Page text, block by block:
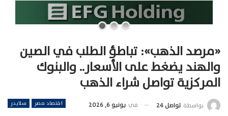
«مرصد الذهب»: تباطؤ الطلب في الصين
والهند يضغط على الأسعار.. والبنوك
المركزية تواصل شراء الذهب
اقتصاد مصر سلايدر بواسطة تواصل 24 في يونيو 6, 2026